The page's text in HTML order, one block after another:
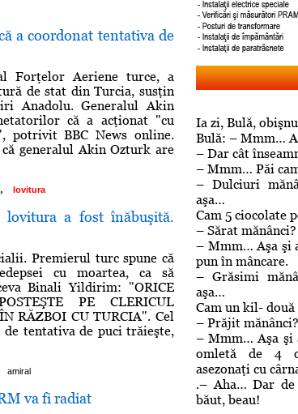
a coordonat tentativa de
Forţelor Aeriene turce, a
de stat din Turcia, susţin
Anadolu. Generalul Akin
că a acţionat "cu
potrivit BBC News online.
generalul Akin Ozturk are
, lovitura
lovitura a fost înăbuşită.
Premierul turc spune că
cu moartea, ca să
Binali Yildirim: "ORICE
PE CLERICUL
RĂZBOI CU TURCIA". Cel
tentativa de puci trăieşte,
amiral
va fi radiat
Ia zi, Bulă,
Bulă: – Mmm…
– Dar cât
– Mmm… Păi
– Dulciuri
aşa…
Cam 5 ciocolate
– Sărat mănânci?
– Mmm… Aşa şi
pun în mâncare.
– Grăsimi
aşa…
Cam un kil-
– Prăjit mănânci?
– Mmm… Aşa şi
omletă de 4
asezonaţi cu
.– Aha… Dar
băut, beau!